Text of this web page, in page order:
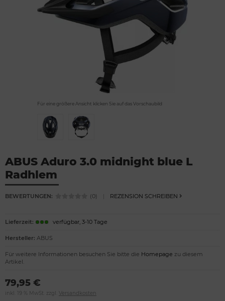
Für eine größere Ansicht klicken Sie auf das Vorschaubild
ABUS Aduro 3.0 midnight blue L
Radhlem
BEWERTUNGEN: (0) REZENSION SCHREIBEN
Lieferzeit: verfügbar, 3-10 Tage
Hersteller: ABUS
Für weitere Informationen besuchen Sie bitte die Homepage zu diesem
Artikel.
79,95 €
inkl. 19 % MwSt. zzgl. Versandkosten